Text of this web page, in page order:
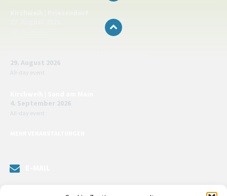
29. August 2026
All-day event
4. September 2026
All-day event